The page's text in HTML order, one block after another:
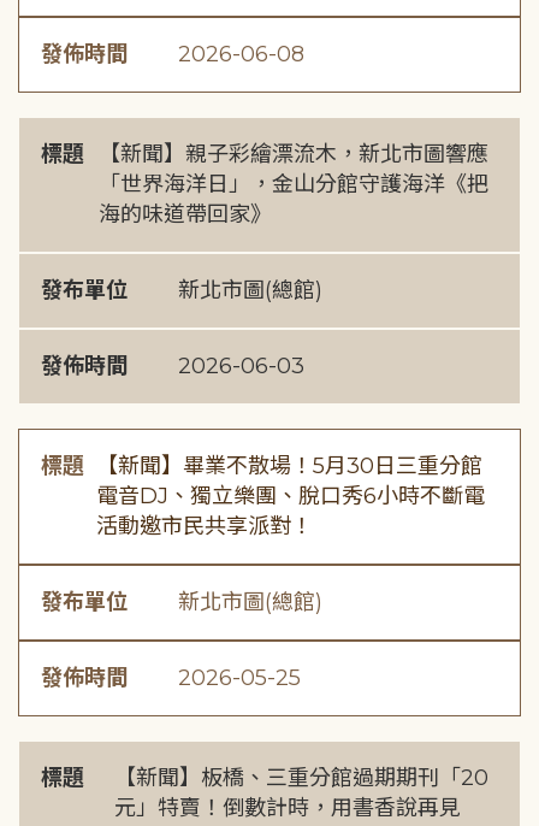
發佈時間 2026-06-08
標題
【新聞】親子彩繪漂流木，新北市圖響應
「世界海洋日」，金山分館守護海洋《把
海的味道帶回家》
發布單位 新北市圖(總館)
發佈時間 2026-06-03
標題
【新聞】畢業不散場！5月30日三重分館
電音DJ、獨立樂團、脫口秀6小時不斷電
活動邀市民共享派對！
發布單位 新北市圖(總館)
發佈時間 2026-05-25
標題
【新聞】板橋、三重分館過期期刊「20
元」特賣！倒數計時，用書香說再見